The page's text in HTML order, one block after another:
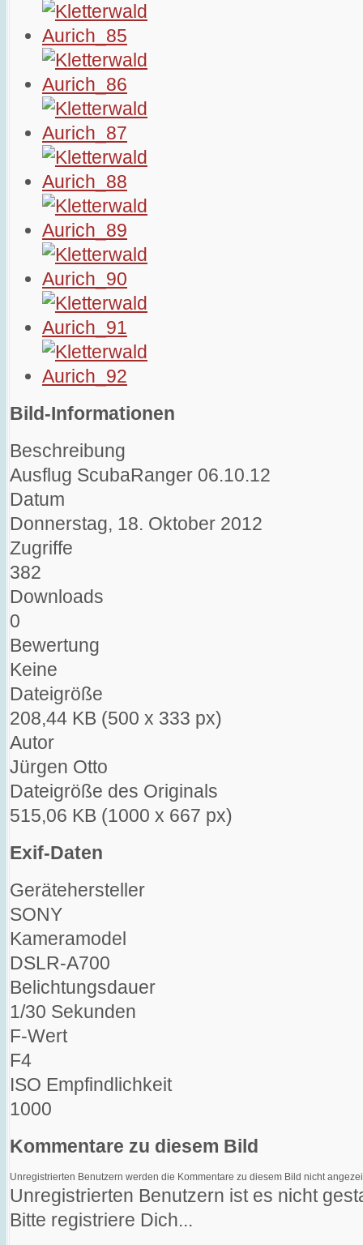
Bild-Informationen
Beschreibung
Ausflug ScubaRanger 06.10.12
Datum
Donnerstag, 18. Oktober 2012
Zugriffe
382
Downloads
0
Bewertung
Keine
Dateigröße
208,44 KB (500 x 333 px)
Autor
Jürgen Otto
Dateigröße des Originals
515,06 KB (1000 x 667 px)
Exif-Daten
Gerätehersteller
SONY
Kameramodel
DSLR-A700
Belichtungsdauer
1/30 Sekunden
F-Wert
F4
ISO Empfindlichkeit
1000
Kommentare zu diesem Bild
Unregistrierten Benutzern werden die Kommentare zu diesem Bild nicht
Unregistrierten Benutzern ist es nicht
Bitte registriere Dich...